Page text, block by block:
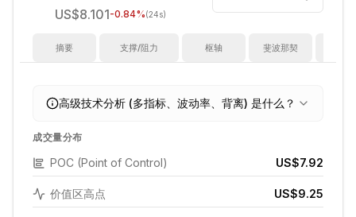
US$8.101-0.84%(24s)
摘要 支撑/阻力 枢轴 斐波那契
高级技术分析 (多指标、波动率、背离) 是什么？
成交量分布
POC (Point of Control) US$7.92
价值区高点 US$9.25